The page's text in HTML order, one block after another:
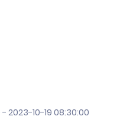
2023-10-19 08:30:00